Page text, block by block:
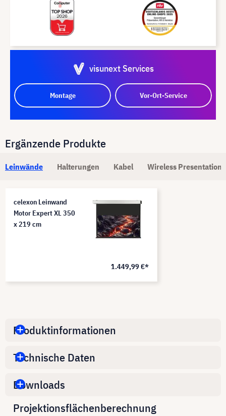
visunext Services
Montage Vor-Ort-Service
Ergänzende Produkte
Leinwände Halterungen Kabel Wireless Presentation
celexon Leinwand
Motor Expert XL 350
x 219 cm
1.449,99 €*
Produktinformationen
Technische Daten
Downloads
Projektionsflächenberechnung